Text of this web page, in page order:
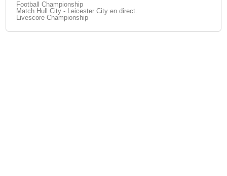
Football Championship
Match Hull City - Leicester City en direct.
Livescore Championship